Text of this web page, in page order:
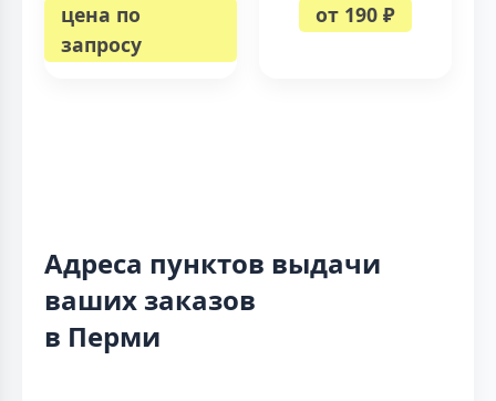
цена по
запросу
от 190 ₽
Адреса пунктов выдачи
ваших заказов
в Перми